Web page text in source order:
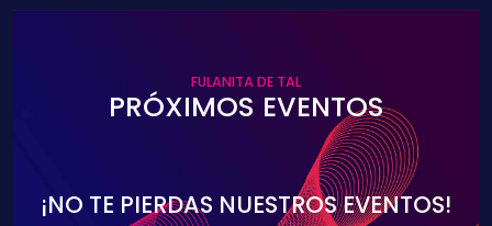
FULANITA DE TAL
PRÓXIMOS EVENTOS
¡NO TE PIERDAS NUESTROS EVENTOS!